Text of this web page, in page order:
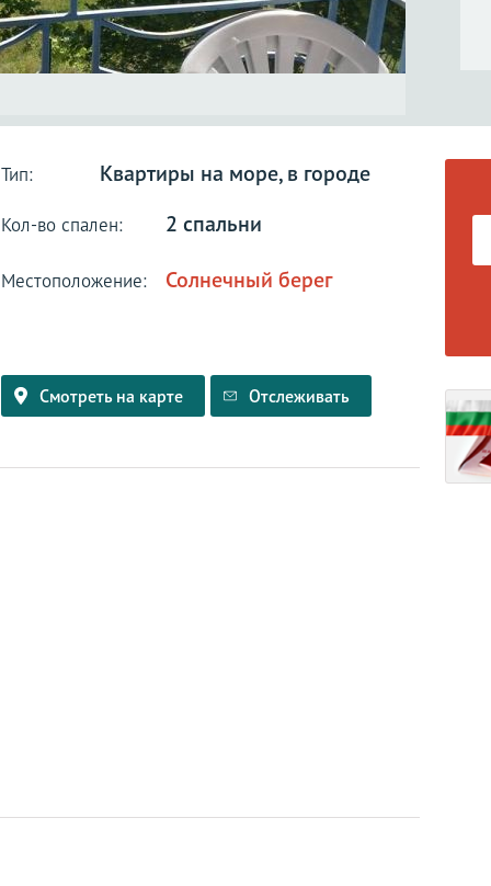
Тип: Квартиры на море, в городе
Кол-во спален: 2 спальни
Местоположение: Солнечный берег
Смотреть на карте Отслеживать